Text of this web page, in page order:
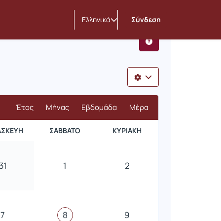
Ελληνικά Σύνδεση
Έτος Μήνας Εβδομάδα Μέρα
ΣΆΒΒΑΤΟ ΚΥΡΙΑΚΉ
1 2
7 8 9